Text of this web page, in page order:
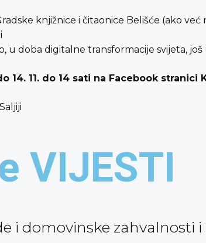
knjižnice i čitaonice Belišće (ako već
u doba digitalne transformacije svijeta,
14. 11. do 14 sati na Facebook stranici
VIJESTI
i domovinske zahvalnosti